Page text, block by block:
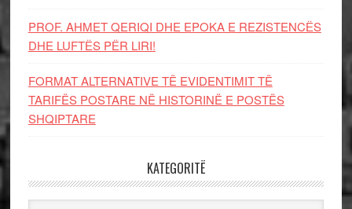
PROF. AHMET QERIQI DHE EPOKA E REZISTENCЁS
DHE LUFTЁS PЁR LIRI!
FORMAT ALTERNATIVE TË EVIDENTIMIT TË
TARIFËS POSTARE NË HISTORINË E POSTËS
SHQIPTARE
KATEGORITË